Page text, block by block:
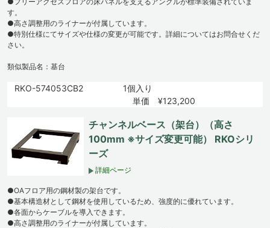
す。
●高さ調整用のライナーが付属しています。
●特別仕様にてサイズや仕様の変更が可能です。詳細についてはお問合せくだ
さい。
類似製品名：基台
RKO-574053CB2
1個入り
単価 ¥123,200
チャンネルベース（架台）（高さ
100mm ※サイズ変更可能） RKOシリ
ーズ
詳細ページ
●OAフロア用の鋼材製の架台です。
●基本構造材として鋼材を使用しているため、強度的に優れています。
●各面からケーブルを導入できます。
●高さ調整用のライナーが付属しています。